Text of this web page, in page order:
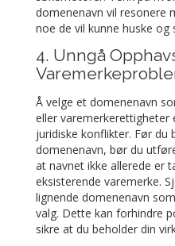
domenenavn vil resonere
noe de vil kunne huske og
4. Unngå
Å velge et domenenavn
eller varemerkerettigheter
juridiske konflikter. Før
domenenavn, bør du
at navnet ikke allerede er
eksisterende varemerke.
lignende domenenavn
valg. Dette kan forhindre
sikre at du beholder din